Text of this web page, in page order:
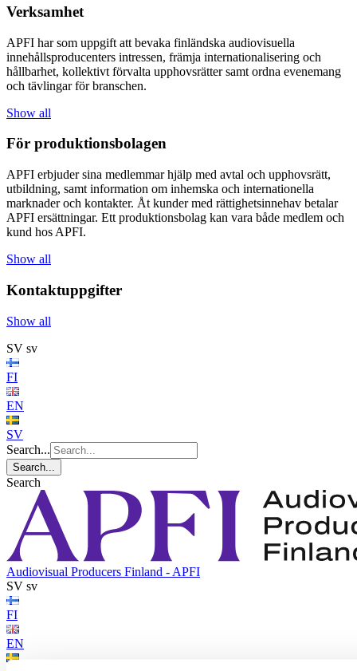
Verksamhet
APFI har som uppgift att bevaka finländska audiovisuella
innehållsproducenters intressen, främja internationalisering och
hållbarhet, kollektivt förvalta upphovsrätter samt ordna evenemang
och tävlingarförbranschen.
Show all
För produktionsbolagen
APFI erbjuder sina medlemmar hjälp med avtal och upphovsrätt,
utbildning, samt information om inhemska och internationella
marknader och kontakter. Åt kunder med rättighetsinnehav betalar
APFI ersättningar. Ett produktionsbolag kan vara både medlem och
kund hos APFI.
Show all
Kontaktuppgifter
Show all
SV sv
FI
EN
SV
Search...
Search...
Search
Audiovisual Producers Finland - APFI
SV sv
FI
EN